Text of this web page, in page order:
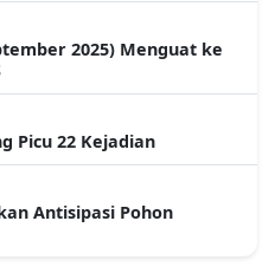
2025) Menguat ke
Picu 22 Kejadian
Antisipasi Pohon